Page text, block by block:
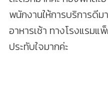
พนักงานให้การบริการดี
อาหารเช้า ทางโรงแรมแ
ประทับใจมากค่ะ